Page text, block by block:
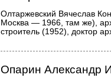
Олтаржевский Вячеслав
Москва — 1966, там же),
строитель (1952), доктор
Опарин Александр